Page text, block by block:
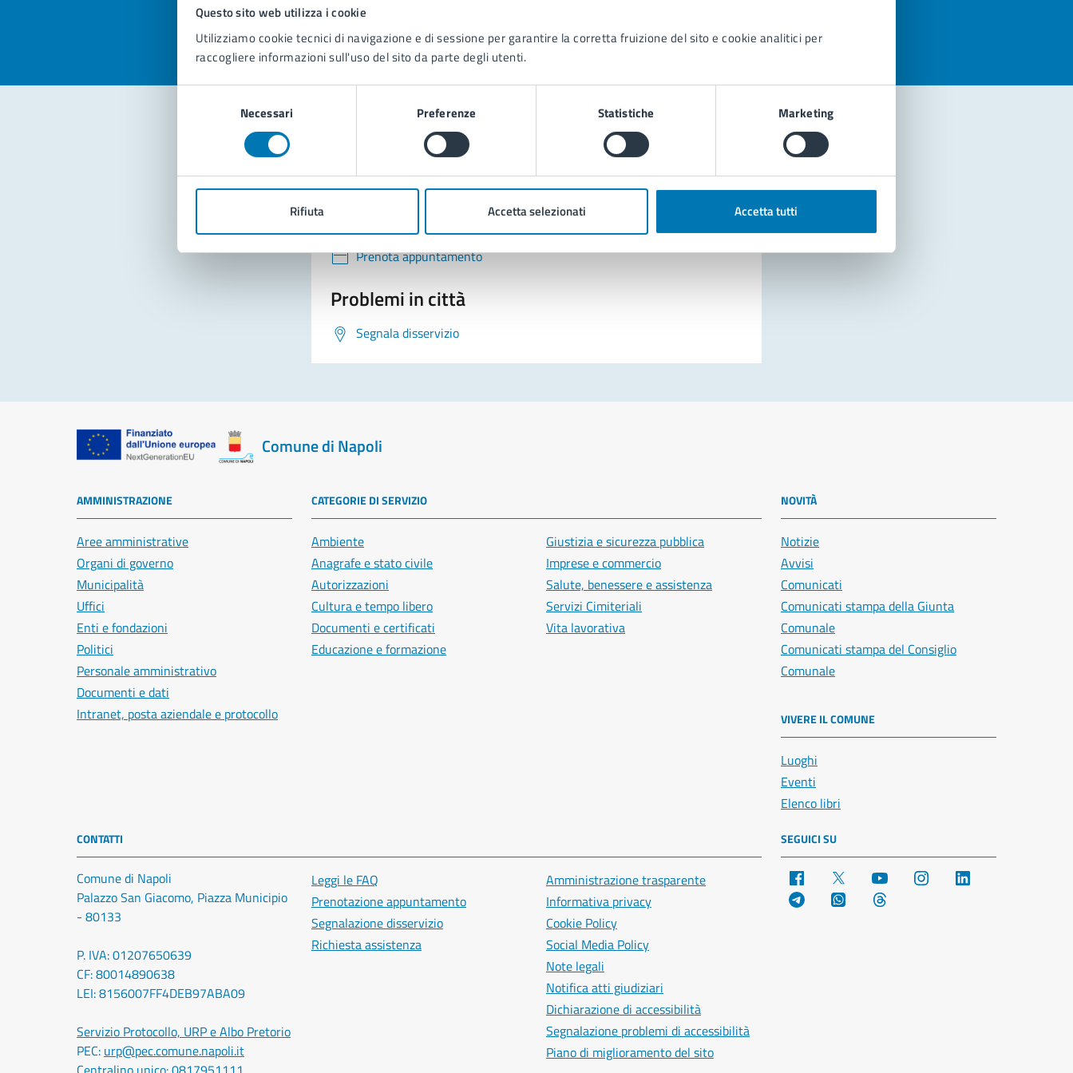
Questo sito web utilizza i cookie
Utilizziamo cookie tecnici di navigazione e di sessione per garantire la corretta fruizione del sito e cookie analitici per
raccogliere informazioni sull'uso del sito da parte degli utenti.
Necessari Preferenze Statistiche Marketing
Rifiuta Accetta selezionati Accetta tutti
Valuta 3 stelle su 5
Valuta 2 stelle su 5
Valuta 1 stelle su 5
Contatta il comune
Leggi le domande frequenti
Prenota appuntamento
Problemi in città
Segnala disservizio
Comune di Napoli
AMMINISTRAZIONE
Aree amministrative
Organi di governo
Municipalità
Uffici
Enti e fondazioni
Politici
Personale amministrativo
Documenti e dati
Intranet, posta aziendale e protocollo
CATEGORIE DI SERVIZIO
Ambiente
Anagrafe e stato civile
Autorizzazioni
Cultura e tempo libero
Documenti e certificati
Educazione e formazione
Giustizia e sicurezza pubblica
Imprese e commercio
Salute, benessere e assistenza
Servizi Cimiteriali
Vita lavorativa
NOVITÀ
Notizie
Avvisi
Comunicati
Comunicati stampa della Giunta
Comunale
Comunicati stampa del Consiglio
Comunale
VIVERE IL COMUNE
Luoghi
Eventi
Elenco libri
CONTATTI
Comune di Napoli
Palazzo San Giacomo, Piazza Municipio
- 80133
P. IVA: 01207650639
CF: 80014890638
LEI: 8156007FF4DEB97ABA09
Servizio Protocollo, URP e Albo Pretorio
PEC: urp@pec.comune.napoli.it
Leggi le FAQ
Prenotazione appuntamento
Segnalazione disservizio
Richiesta assistenza
Amministrazione trasparente
Informativa privacy
Cookie Policy
Social Media Policy
Note legali
Notifica atti giudiziari
Dichiarazione di accessibilità
Segnalazione problemi di accessibilità
Piano di miglioramento del sito
SEGUICI SU
Facebook YouTube Instagram
Telegram WhatsApp